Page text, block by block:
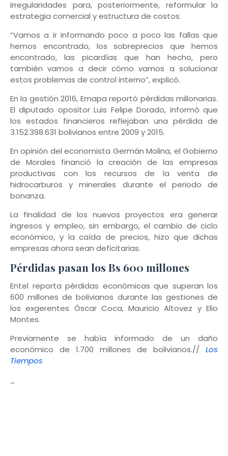
irregularidades para, posteriormente, reformular la
estrategia comercial y estructura de costos.
“Vamos a ir informando poco a poco las fallas que
hemos encontrado, los sobreprecios que hemos
encontrado, las picardías que han hecho, pero
también vamos a decir cómo vamos a solucionar
estos problemas de control interno”, explicó.
En la gestión 2016, Emapa reportó pérdidas millonarias.
El diputado opositor Luis Felipe Dorado, informó que
los estados financieros reflejaban una pérdida de
3.152.398.631 bolivianos entre 2009 y 2015.
En opinión del economista Germán Molina, el Gobierno
de Morales financió la creación de las empresas
productivas con los recursos de la venta de
hidrocarburos y minerales durante el periodo de
bonanza.
La finalidad de los nuevos proyectos era generar
ingresos y empleo, sin embargo, el cambio de ciclo
económico, y la caída de precios, hizo que dichas
empresas ahora sean deficitarias.
Pérdidas pasan los Bs 600 millones
Entel reporta pérdidas económicas que superan los
600 millones de bolivianos durante las gestiones de
los exgerentes Óscar Coca, Mauricio Altovez y Elio
Montes.
Previamente se había informado de un daño
económico de 1.700 millones de bolivianos.//
Los
Tiempos